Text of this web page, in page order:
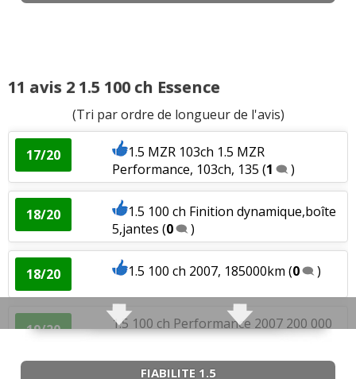
11 avis 2 1.5 100 ch Essence
(Tri par ordre de longueur de l'avis)
17/20
1.5 MZR 103ch 1.5 MZR
Performance, 103ch, 135 (1 )
18/20
1.5 100 ch Finition dynamique,boîte
5,jantes (0 )
18/20 1.5 100 ch 2007, 185000km (0 )
19/20
1.5 100 ch Performance 2007 200 000
km(0)
FIABILITE 1.5